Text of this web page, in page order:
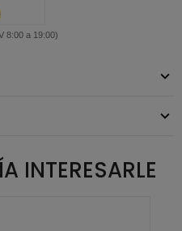
8:00 a 19:00)
INTERESARLE